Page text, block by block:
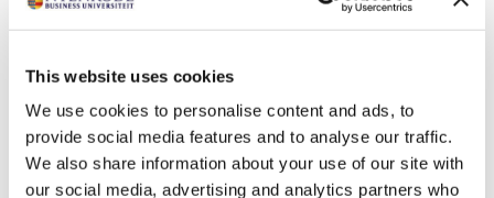
This website uses cookies
We use cookies to personalise content and ads, to
provide social media features and to analyse our traffic.
We also share information about your use of our site with
our social media, advertising and analytics partners who
bezwaren heenstapt. Die commerciële mensen zaten
met hen had, heeft mij ook weer een extra zetje
gegeven om in kansen te denken.’
Goudriaan vertelt dat ze het SLP als een inhoudelijk
sterk programma heeft ervaren: ‘Vooral strategische